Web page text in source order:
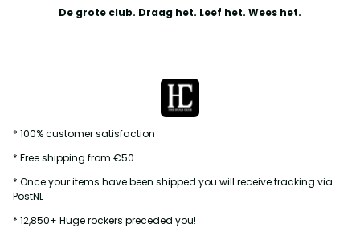
De grote club. Draag het. Leef het. Wees het.
* 100% customer satisfaction
* Free shipping from €50
* Once your items have been shipped you will receive tracking via
PostNL
* 12,850+ Huge rockers preceded you!